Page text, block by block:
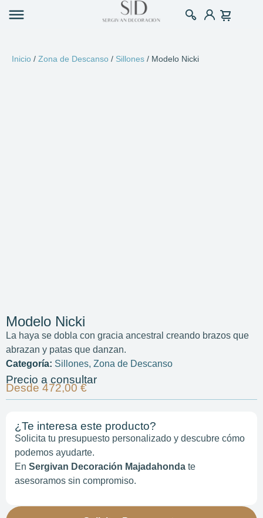
Inicio / Zona de Descanso / Sillones / Modelo Nicki
Modelo Nicki
La haya se dobla con gracia ancestral creando brazos que
abrazan y patas que danzan.
Categoría: Sillones, Zona de Descanso
Precio a consultar
Desde 472,00 €
¿Te interesa este producto?
Solicita tu presupuesto personalizado y descubre cómo
podemos ayudarte.
En Sergivan Decoración Majadahonda te
asesoramos sin compromiso.